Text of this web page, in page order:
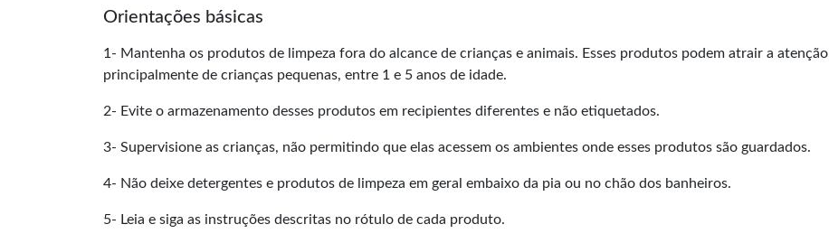
Orientações básicas
1- Mantenha os produtos de limpeza fora do alcance de crianças e animais. Esses produtos podem atrair a atenção
principalmente de crianças pequenas, entre 1 e 5 anos de idade.
2- Evite o armazenamento desses produtos em recipientes diferentes e não etiquetados.
3- Supervisione as crianças, não permitindo que elas acessem os ambientes onde esses produtos são guardados.
4- Não deixe detergentes e produtos de limpeza em geral embaixo da pia ou no chão dos banheiros.
5- Leia e siga as instruções descritas no rótulo de cada produto.